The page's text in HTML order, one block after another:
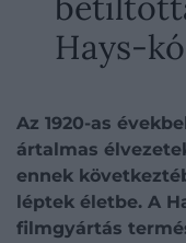
Hays-
Az 1920-as
ártalmas
ennek
léptek életbe. A
filmgyártás